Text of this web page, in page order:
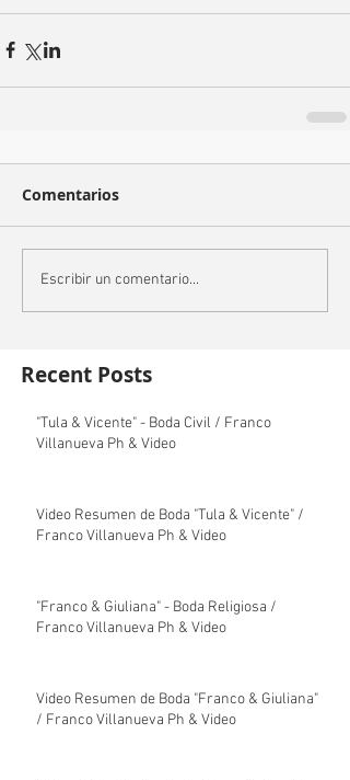
Comentarios
Escribir un comentario...
Recent Posts
"Tula & Vicente" - Boda Civil / Franco
Villanueva Ph & Video
Video Resumen de Boda "Tula & Vicente" /
Franco Villanueva Ph & Video
"Franco & Giuliana" - Boda Religiosa /
Franco Villanueva Ph & Video
Video Resumen de Boda "Franco & Giuliana"
/ Franco Villanueva Ph & Video